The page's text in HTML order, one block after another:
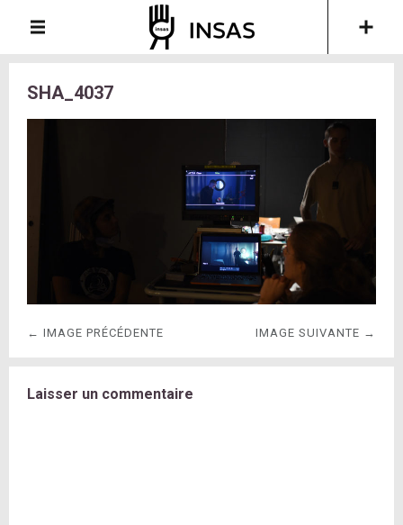
SHA_4037
← IMAGE PRÉCÉDENTE IMAGE SUIVANTE →
Laisser un commentaire